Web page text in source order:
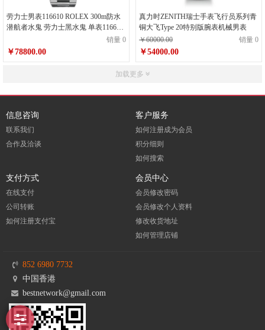
劳力士男表116610 ROLEX 300m防水
潜航者水鬼 劳力士黑水鬼 单表116610
销量 0
￥78800.00
真力时ZENITH瑞士手表飞行员系列青
铜大飞Type 20特别版腕表机械男表
￥60000.00
销量 0
￥54000.00
加载更多
信息咨询
联系我们
合作及洽谈
客户服务
如何注册成为会员
积分细则
如何搜索
支付方式
在线支付
公司转账
如何注册支付宝
会员中心
会员修改密码
会员修改个人资料
修改收货地址
如何管理店铺
852 6980 7732
中国香港
bestnetwork@gmail.com